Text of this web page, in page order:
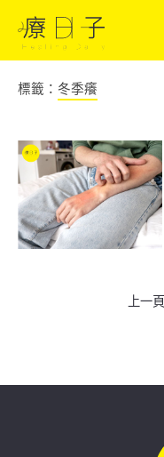
標籤： 冬季癢
上一頁